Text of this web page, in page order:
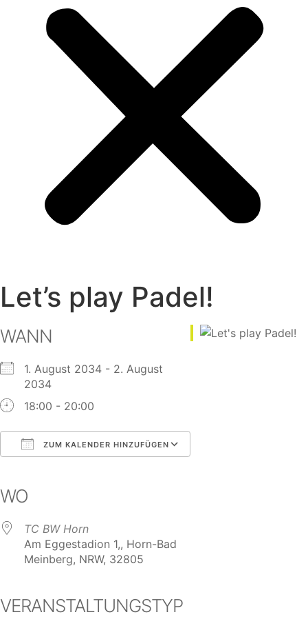
Let’s play Padel!
WANN
1. August 2034 - 2. August
2034
18:00 - 20:00
ZUM KALENDER HINZUFÜGEN
WO
TC BW Horn
Am Eggestadion 1,, Horn-Bad
Meinberg, NRW, 32805
VERANSTALTUNGSTYP